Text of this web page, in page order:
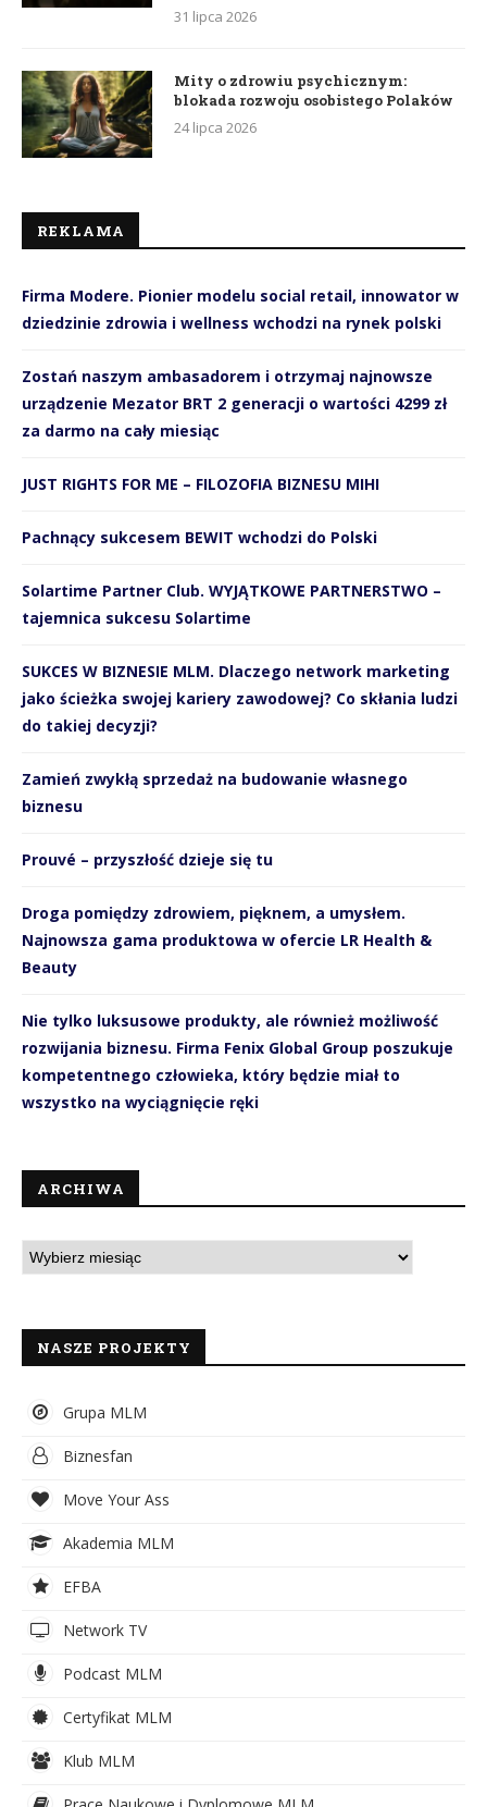
31 lipca 2026
Mity o zdrowiu psychicznym:
blokada rozwoju osobistego Polaków
24 lipca 2026
REKLAMA
Firma Modere. Pionier modelu social retail, innowator w
dziedzinie zdrowia i wellness wchodzi na rynek polski
Zostań naszym ambasadorem i otrzymaj najnowsze
urządzenie Mezator BRT 2 generacji o wartości 4299 zł
za darmo na cały miesiąc
JUST RIGHTS FOR ME – FILOZOFIA BIZNESU MIHI
Pachnący sukcesem BEWIT wchodzi do Polski
Solartime Partner Club. WYJĄTKOWE PARTNERSTWO –
tajemnica sukcesu Solartime
SUKCES W BIZNESIE MLM. Dlaczego network marketing
jako ścieżka swojej kariery zawodowej? Co skłania ludzi
do takiej decyzji?
Zamień zwykłą sprzedaż na budowanie własnego
biznesu
Prouvé – przyszłość dzieje się tu
Droga pomiędzy zdrowiem, pięknem, a umysłem.
Najnowsza gama produktowa w ofercie LR Health &
Beauty
Nie tylko luksusowe produkty, ale również możliwość
rozwijania biznesu. Firma Fenix Global Group poszukuje
kompetentnego człowieka, który będzie miał to
wszystko na wyciągnięcie ręki
ARCHIWA
NASZE PROJEKTY
Grupa MLM
Biznesfan
Move Your Ass
Akademia MLM
EFBA
Network TV
Podcast MLM
Certyfikat MLM
Klub MLM